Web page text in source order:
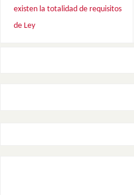
existen la totalidad de requisitos
de Ley